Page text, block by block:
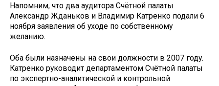
Напомним, что два аудитора Счётной палаты
Александр Жданьков и Владимир Катренко подали 6
ноября заявления об уходе по собственному
желанию.
Оба были назначены на свои должности в 2007 году.
Катренко руководит департаментом Счётной палаты
по экспертно-аналитической и контрольной